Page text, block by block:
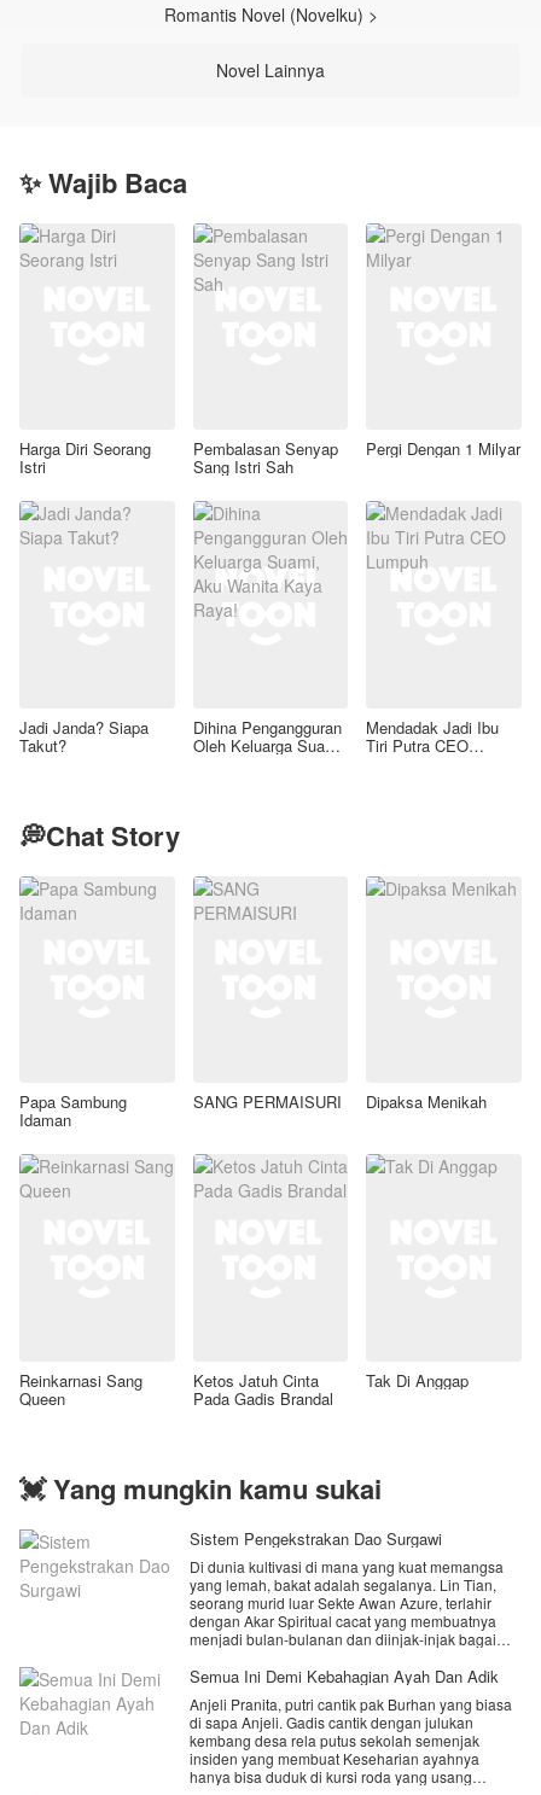
Romantis Novel (Novelku) >
Novel Lainnya
✨ Wajib Baca
Harga Diri Seorang
Istri
Pembalasan Senyap
Sang Istri Sah
Pergi Dengan 1 Milyar
Jadi Janda? Siapa
Takut?
Dihina Pengangguran
Oleh Keluarga Suami,
Mendadak Jadi Ibu
Tiri Putra CEO
💭Chat Story
Papa Sambung
Idaman
SANG PERMAISURI Dipaksa Menikah
Reinkarnasi Sang
Queen
Ketos Jatuh Cinta
Pada Gadis Brandal
Tak Di Anggap
💓 Yang mungkin kamu sukai
Sistem Pengekstrakan Dao Surgawi
Di dunia kultivasi di mana yang kuat memangsa
yang lemah, bakat adalah segalanya. Lin Tian,
seorang murid luar Sekte Awan Azure, terlahir
dengan Akar Spiritual cacat yang membuatnya
menjadi bulan-bulanan dan diinjak-injak bagai
takdirnya seolah sudah dikutuk menjadi batu
​Namun, di malam yang dipenuhi darah dan
keputusasaan, sebuah entitas misterius bangkit di
dalam dirinya: Sistem Pengekstrakan Dao
Surgawi.
​Sebuah sistem yang mampu menyerap esensi
Semua Ini Demi Kebahagian Ayah Dan Adik
Anjeli Pranita, putri cantik pak Burhan yang biasa
di sapa Anjeli. Gadis cantik dengan julukan
kembang desa rela putus sekolah semenjak
insiden yang membuat Keseharian ayahnya
hanya bisa duduk di kursi roda yang usang